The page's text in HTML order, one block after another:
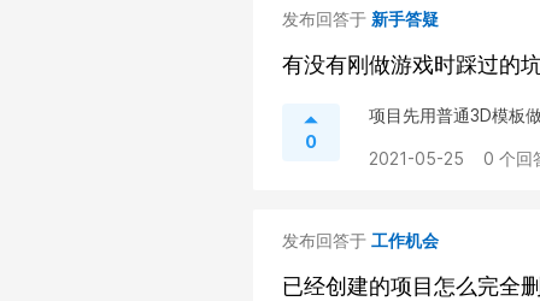
发布回答于 新手答疑
有没有刚做游戏时踩过的
0
项目先用普通3D模板
2021-05-25 0 个回
发布回答于 工作机会
已经创建的项目怎么完全